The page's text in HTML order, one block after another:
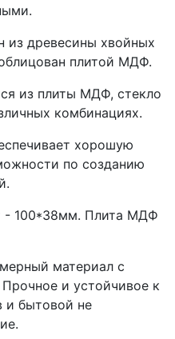
из древесины хвойных
плитой МДФ.
из плиты МДФ, стекло
комбинациях.
хорошую
по созданию
- 100*38мм. Плита МДФ
материал с
и устойчивое к
и бытовой не